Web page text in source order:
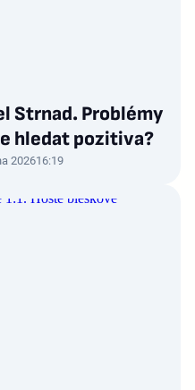
Strnad. Problémy
hledat pozitiva?
202616:19